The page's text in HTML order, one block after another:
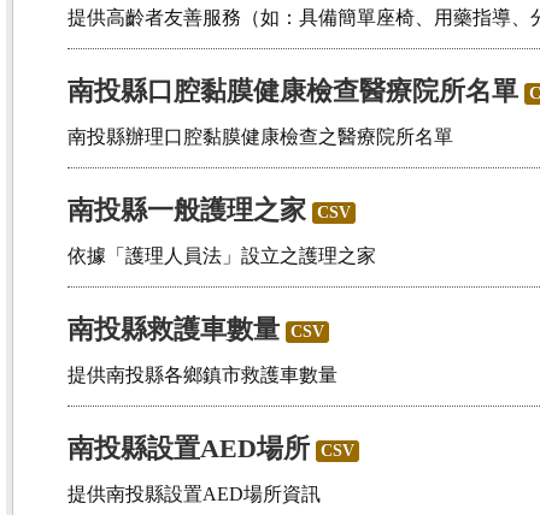
提供高齡者友善服務（如：具備簡單座椅、用藥指導、
南投縣口腔黏膜健康檢查醫療院所名單
南投縣辦理口腔黏膜健康檢查之醫療院所名單
南投縣一般護理之家 CSV
依據「護理人員法」設立之護理之家
南投縣救護車數量 CSV
提供南投縣各鄉鎮市救護車數量
南投縣設置AED場所 CSV
提供南投縣設置AED場所資訊